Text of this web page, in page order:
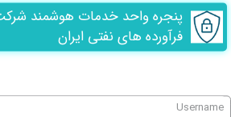
Username
پنجره واحد خدمات هوشمند
فرآورده های نفتی ایران